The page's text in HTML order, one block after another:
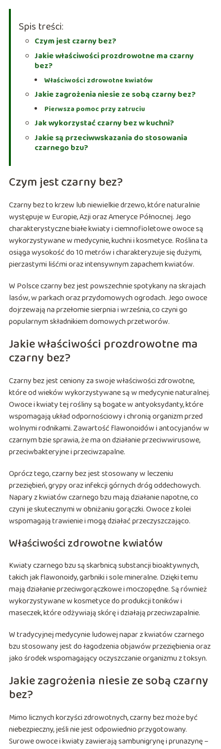
Spis treści:
Czym jest czarny bez?
Jakie właściwości prozdrowotne ma czarny
bez?
Właściwości zdrowotne kwiatów
Jakie zagrożenia niesie ze sobą czarny bez?
Pierwsza pomoc przy zatruciu
Jak wykorzystać czarny bez w kuchni?
Jakie są przeciwwskazania do stosowania
czarnego bzu?
Czym jest czarny bez?
Czarny bez to krzew lub niewielkie drzewo, które naturalnie
występuje w Europie, Azji oraz Ameryce Północnej. Jego
charakterystyczne białe kwiaty i ciemnofioletowe owoce są
wykorzystywane w medycynie, kuchni i kosmetyce. Roślina ta
osiąga wysokość do 10 metrów i charakteryzuje się dużymi,
pierzastymi liśćmi oraz intensywnym zapachem kwiatów.
W Polsce czarny bez jest powszechnie spotykany na skrajach
lasów, w parkach oraz przydomowych ogrodach. Jego owoce
dojrzewają na przełomie sierpnia i września, co czyni go
popularnym składnikiem domowych przetworów.
Jakie właściwości prozdrowotne ma
czarny bez?
Czarny bez jest ceniony za swoje właściwości zdrowotne,
które od wieków wykorzystywane są w medycynie naturalnej.
Owoce i kwiaty tej rośliny są bogate w antyoksydanty, które
wspomagają układ odpornościowy i chronią organizm przed
wolnymi rodnikami. Zawartość flawonoidów i antocyjanów w
czarnym bzie sprawia, że ma on działanie przeciwwirusowe,
przeciwbakteryjne i przeciwzapalne.
Oprócz tego, czarny bez jest stosowany w leczeniu
przeziębień, grypy oraz infekcji górnych dróg oddechowych.
Napary z kwiatów czarnego bzu mają działanie napotne, co
czyni je skutecznymi w obniżaniu gorączki. Owoce z kolei
wspomagają trawienie i mogą działać przeczyszczająco.
Właściwości zdrowotne kwiatów
Kwiaty czarnego bzu są skarbnicą substancji bioaktywnych,
takich jak flawonoidy, garbniki i sole mineralne. Dzięki temu
mają działanie przeciwgorączkowe i moczopędne. Są również
wykorzystywane w kosmetyce do produkcji toników i
maseczek, które odżywiają skórę i działają przeciwzapalnie.
W tradycyjnej medycynie ludowej napar z kwiatów czarnego
bzu stosowany jest do łagodzenia objawów przeziębienia oraz
jako środek wspomagający oczyszczanie organizmu z toksyn.
Jakie zagrożenia niesie ze sobą czarny
bez?
Mimo licznych korzyści zdrowotnych, czarny bez może być
niebezpieczny, jeśli nie jest odpowiednio przygotowany.
Surowe owoce i kwiaty zawierają sambunigrynę i prunazynę –